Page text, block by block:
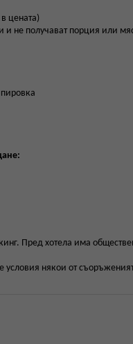
цената)
не получават порция или
Пред хотела има
условия някои от